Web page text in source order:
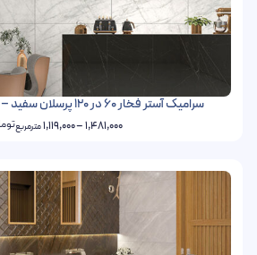
سرامیک آستر فخار 60 در 120 پرسلان سفید – مشکی فول پولیش
1,481,000
–
1,119,000مترمربعتومان